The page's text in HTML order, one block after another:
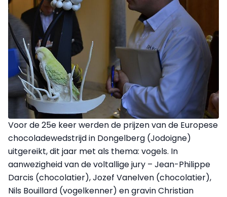
Voor de 25e keer werden de prijzen van de Europese
chocoladewedstrijd in Dongelberg (Jodoigne)
uitgereikt, dit jaar met als thema: vogels. In
aanwezigheid van de voltallige jury – Jean-Philippe
Darcis (chocolatier), Jozef Vanelven (chocolatier),
Nils Bouillard (vogelkenner) en gravin Christian